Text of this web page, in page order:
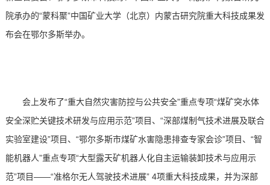
院承办的“蒙科聚”中国矿业大学（北京）内蒙古研究院重大科技成果发
布会在鄂尔多斯举办。
会上发布了“重大自然灾害防控与公共安全”重点专项“煤矿突水体
安全深贮关键技术研发与应用示范”项目、“深部煤制气技术进展及联合
实验室建设”项目、“鄂尔多斯市煤矿水害隐患排查专家会诊”项目、“智
能机器人”重点专项“大型露天矿机器人化自主运输装卸技术与应用示
范”项目——“准格尔无人驾驶技术进展” 4项重大科技成果，并为深部